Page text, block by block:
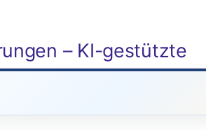
– KI-gestützte